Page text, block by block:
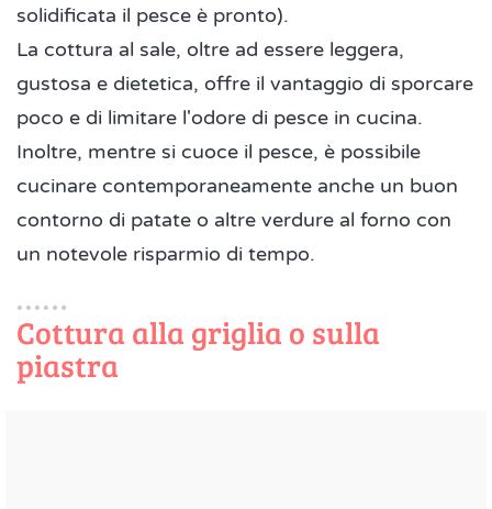
solidificata il pesce è pronto).
La cottura al sale, oltre ad essere leggera,
gustosa e dietetica, offre il vantaggio di sporcare
poco e di limitare l'odore di pesce in cucina.
Inoltre, mentre si cuoce il pesce, è possibile
cucinare contemporaneamente anche un buon
contorno di patate o altre verdure al forno con
un notevole risparmio di tempo.
Cottura alla griglia o sulla
piastra